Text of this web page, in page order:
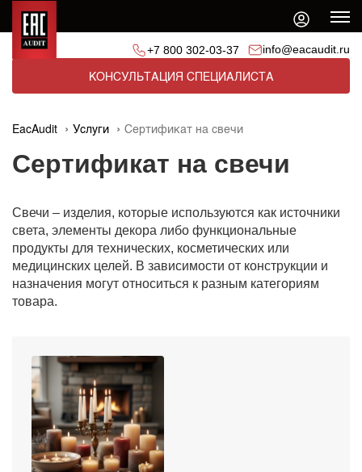
+7 800 302-03-37 info@eacaudit.ru
КОНСУЛЬТАЦИЯ СПЕЦИАЛИСТА
EacAudit Услуги Сертификат на свечи
Сертификат на свечи
Свечи – изделия, которые используются как источники
света, элементы декора либо функциональные
продукты для технических, косметических или
медицинских целей. В зависимости от конструкции и
назначения могут относиться к разным категориям
товара.